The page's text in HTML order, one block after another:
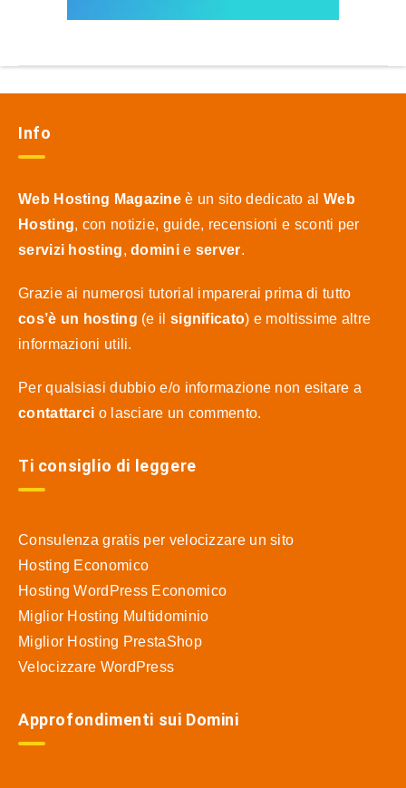
Info
Web Hosting Magazine è un sito dedicato al Web
Hosting, con notizie, guide, recensioni e sconti per
servizi hosting,dominie server.
Grazie ai numerosi tutorial imparerai prima di tutto
cos’è un hosting (e il significato) e moltissime altre
informazioni utili.
Per qualsiasi dubbio e/o informazione non esitare a
contattarci o lasciare un commento.
Ti consiglio di leggere
Consulenza gratis per velocizzare un sito
Hosting Economico
Hosting WordPress Economico
Miglior Hosting Multidominio
Miglior Hosting PrestaShop
Velocizzare WordPress
Approfondimenti sui Domini